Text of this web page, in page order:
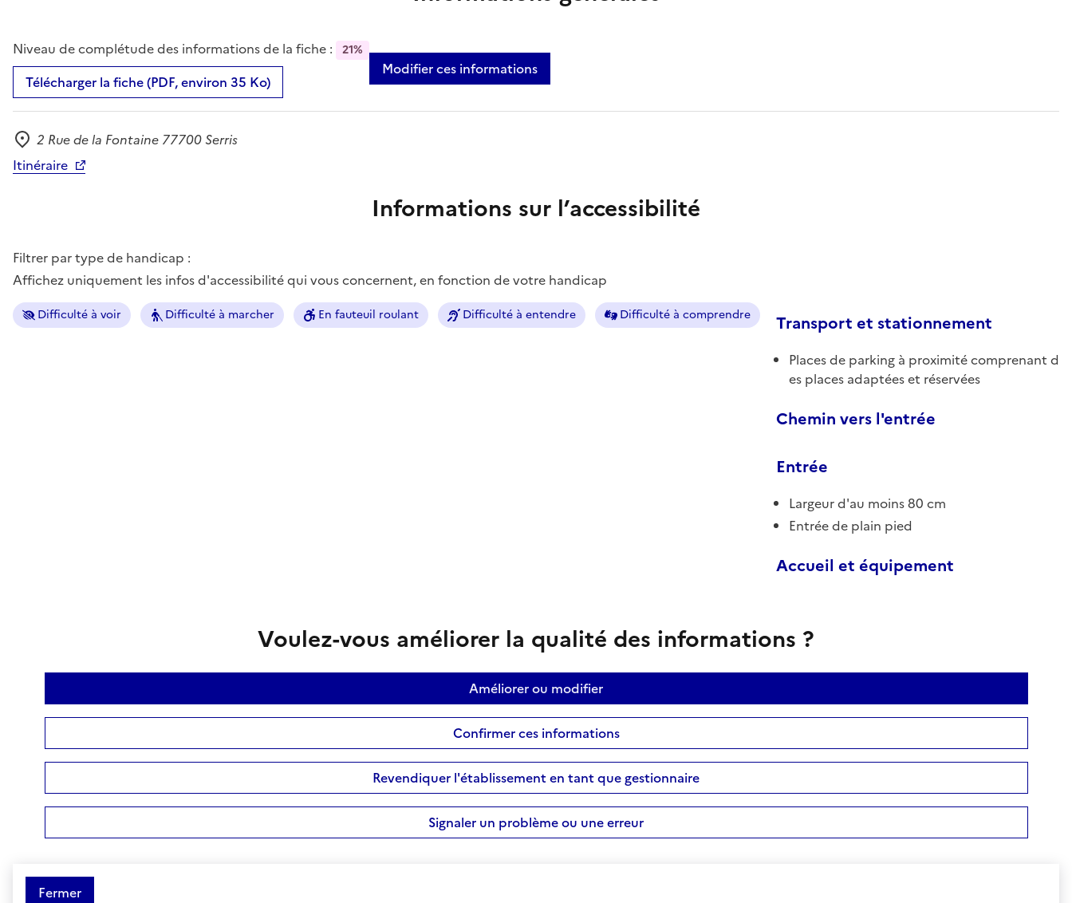
Niveau de complétude des informations de la fiche : 21%
Télécharger la fiche (PDF, environ 35 Ko)
Modifier ces informations
Adresse
2 Rue de la Fontaine 77700 Serris
Itinéraire
Informations sur l’accessibilité
Filtrer par type de handicap :
Affichez uniquement les infos d'accessibilité qui vous concernent, en fonction de votre handicap
Difficulté à voir Difficulté à marcher En fauteuil roulant Difficulté à entendre Difficulté à comprendre Transport et stationnement
Places de parking à proximité comprenant d
es places adaptées et réservées
Chemin vers l'entrée
Entrée
Largeur d'au moins 80 cm
Entrée de plain pied
Accueil et équipement
Voulez-vous améliorer la qualité des informations ?
Améliorer ou modifier
Confirmer ces informations
Revendiquer l'établissement en tant que gestionnaire
Signaler un problème ou une erreur
Fermer